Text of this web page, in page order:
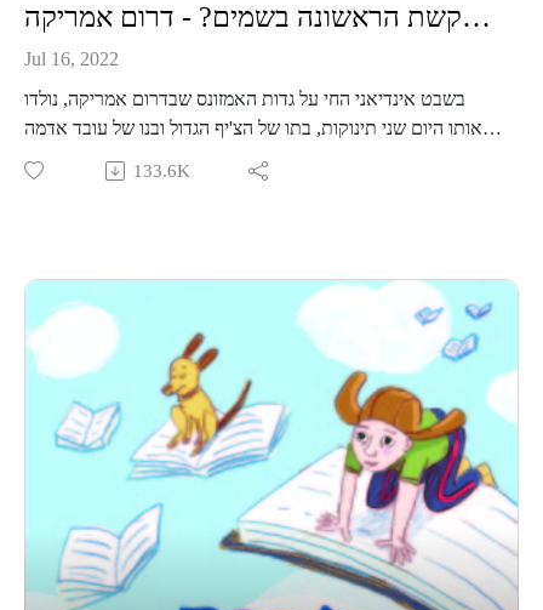
איך נוצרה הקשת הראשונה בשמים? - דרום אמריקה
Jul 16, 2022
בשבט אינדיאני החי על גדות האמזונס שבדרום אמריקה, נולדו
באותו היום שני תינוקות, בתו של הצ'יף הגדול ובנו של עובד אדמה
פשוט. שני הילדים שנקראו "נוצה לבנה" ו"דב צוחק" גדלו יחד
והפכו לחברים טובים, בלתי נפרדים. אבל יום אחד הגיע שעתה של
לאהבתם של השניים. מאז לא נפרדו "נוצה לבנה" ו"דוב צוחק",
ולבני האדם ניתנה מתנה המסמלת את האהבה. אגדה אינדיאנית
מוזמנים לפגוש אותנו פנים מול פנים בפודקאסט לייב במרכז ענב
בתל אביב, קישור לכרטיסים-
https://www.goshow.co.il/pages/minisite/596
קבוצת וואטסאפ שקטה לעוד תכנים, סיפורים, וסודות מאחורי
הקלעים-
https://chat.whatsapp.com/KjBmA8KGvjAJmS6sxakdpX
133.6K